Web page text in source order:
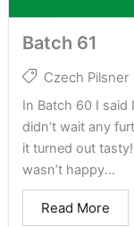
Batch 61
Czech Pilsner
In Batch 60 I said
didn’t wait any
it turned out
wasn’t happy...
Read More